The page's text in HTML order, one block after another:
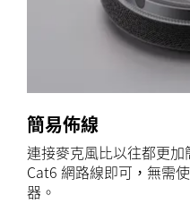
簡易佈線
連接麥克風比以往都更
Cat6 網路線即可，無需
器。